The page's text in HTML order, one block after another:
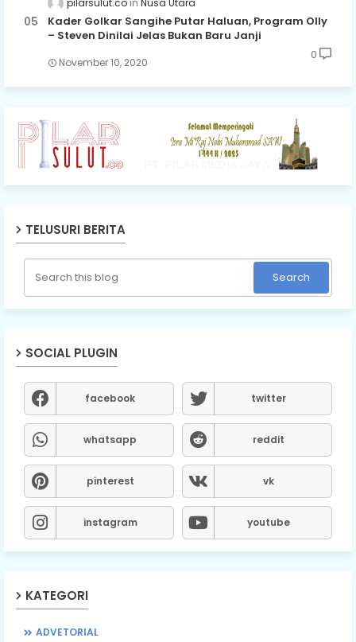
Kader Golkar Sangihe Putar Haluan, Program Olly
– Steven Dinilai Jelas Bukan Baru Janji
November 10, 2020
0
TELUSURI BERITA
SOCIAL PLUGIN
facebook twitter
whatsapp reddit
pinterest vk
instagram youtube
KATEGORI
ADVETORIAL